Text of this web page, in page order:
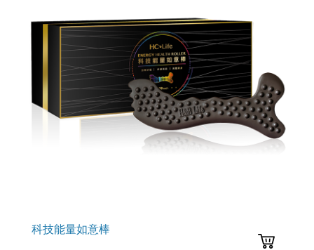
科技能量如意棒